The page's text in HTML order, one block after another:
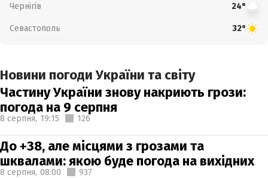
Чернігів 24°
Севастополь 32°
Новини погоди України та світу
Частину України знову накриють грози:
погода на 9 серпня
8 серпня, 19:15 126
До +38, але місцями з грозами та
шквалами: якою буде погода на вихідних
8 серпня, 08:00 937